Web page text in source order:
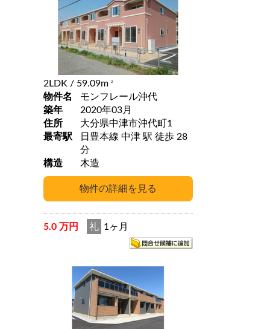
2LDK / 59.09m 2
物件名
モンフレール沖代
築年
2020年03月
住所
大分県中津市沖代町1
最寄駅
日豊本線 中津 駅 徒歩 28
分
構造
木造
5.0 万円 礼 1ヶ月